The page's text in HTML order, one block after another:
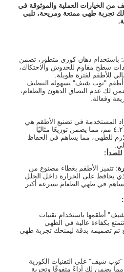
من الخيارات العملية والموثوقة في
لك تجربة طهي ممتعة ومريحة، تلبي
.
: باستخدام دهان كوري متطور، تضمن
سطح مقاوم للخدوش والاحتكاك،
للأطقم لفترة طويلة.
أطقم "توب شيف" بسهولة التنظيف
لك عدم التصاق الدهون والطعام،
وفعالة.
المستخدمة في تصنيع الأطقم هي
ألومنيوم عالي الجودة بسمك ٤.٢ مم، مما يضمن توزيعًا مثاليًا
للطهي، مما يساهم في الحفاظ
:
: تتميز الأطقم بغطاء مصنوع من
يحافظ على الحرارة داخل الحلل
في طهي الطعام بسرعة أكبر
:
أطقمها باستخدام تقنيات
بكفاءة عالية في الطهي
تم تصميمه بدقة ليمنحك تجربة طهي
"توب شيف" على التقنيات الكورية
يضمن لك أداءً متفوقًا وتجربة